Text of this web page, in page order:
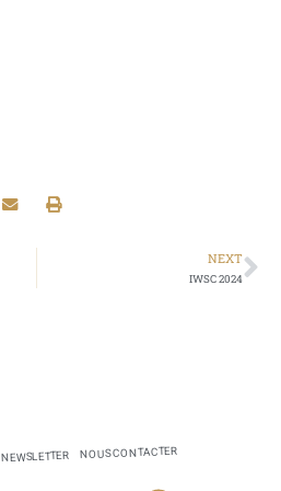
NEXT
IWSC 2024
NEWSLETTER NOUS CONTACTER